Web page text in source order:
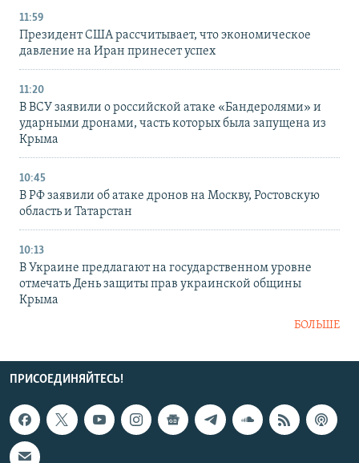
11:59
Президент США рассчитывает, что экономическое
давление на Иран принесет успех
11:20
В ВСУ заявили о российской атаке «Бандеролями» и
ударными дронами, часть которых была запущена из
Крыма
10:45
В РФ заявили об атаке дронов на Москву, Ростовскую
область и Татарстан
10:13
В Украине предлагают на государственном уровне
отмечать День защиты прав украинской общины
Крыма
БОЛЬШЕ
ПРИСОЕДИНЯЙТЕСЬ!